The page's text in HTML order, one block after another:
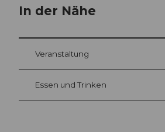
In der Nähe
Veranstaltung
Essen und Trinken